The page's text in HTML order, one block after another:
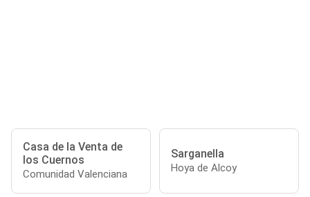
Casa de la Venta de
los Cuernos
Comunidad Valenciana
Sarganella
Hoya de Alcoy